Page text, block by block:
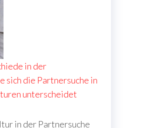
in der
sich die Partnersuche in
unterscheidet
in der Partnersuche